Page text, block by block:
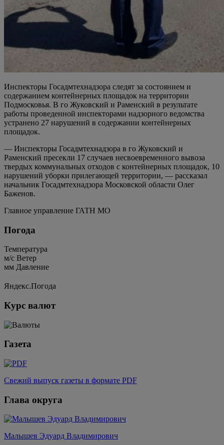
Инспекторы Госадмтехнадзора следят за состоянием и
содержанием контейнерных площадок на территории
Подмосковья. В го Жуковский и Раменский в результате
работы проведенной инспекторами надзорного ведомства
устранено 27 нарушений в содержании контейнерных
площадок.
— Инспекторы Госадмтехнадзора в го Жуковский и
Раменский пресекли 17 случаев несвоевременного вывоза
твердых коммунальных отходов с контейнерных площадок, 10
нарушений уборки прилегающей территории, — рассказал
начальник Госадмтехнадзора Московской области Олег
Баженов.
Главное управление ГАТН МО
Погода
Температура
м/c Ветер
мм Давление
Яндекс.Погода
Курс валют
Газета
Свежий выпуск газеты в формате PDF
Глава округа
Малышев Эдуард Владимирович